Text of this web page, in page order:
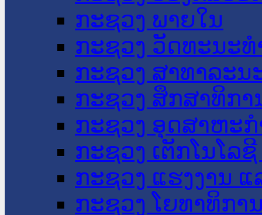
ກະຊວງ ພາຍໃນ
ກະຊວງ ວັດທະນະ
ກະຊວງ ສາທາລະນ
ກະຊວງ ສຶກສາທິກາ
ກະຊວງ ອຸດສາຫະ
ກະຊວງ ເຕັກໂນໂລ
ກະຊວງ ແຮງງານ
ກະຊວງ ໂຍທາທິກາ